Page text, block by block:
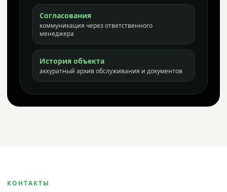
Согласования
коммуникация через ответственного
менеджера
История объекта
аккуратный архив обслуживания и документов
КОНТАКТЫ